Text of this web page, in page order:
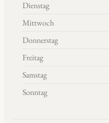
Dienstag
Mittwoch
Donnerstag
Freitag
Samstag
Sonntag